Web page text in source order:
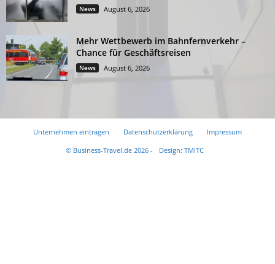
News August 6, 2026
Mehr Wettbewerb im Bahnfernverkehr –
Chance für Geschäftsreisen
News August 6, 2026
Unternehmen eintragen Datenschutzerklärung
Impressum
© Business-Travel.de 2026 -
Design: TMITC